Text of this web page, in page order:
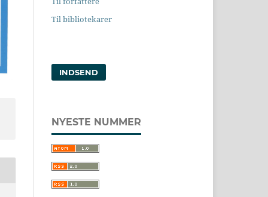
Til bibliotekarer
INDSEND
NYESTE NUMMER